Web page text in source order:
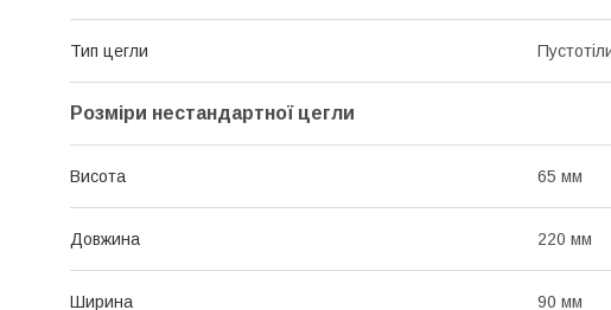
Тип цегли
Розміри нестандартної цегли
Висота 65 мм
Довжина 220 мм
Ширина 90 мм